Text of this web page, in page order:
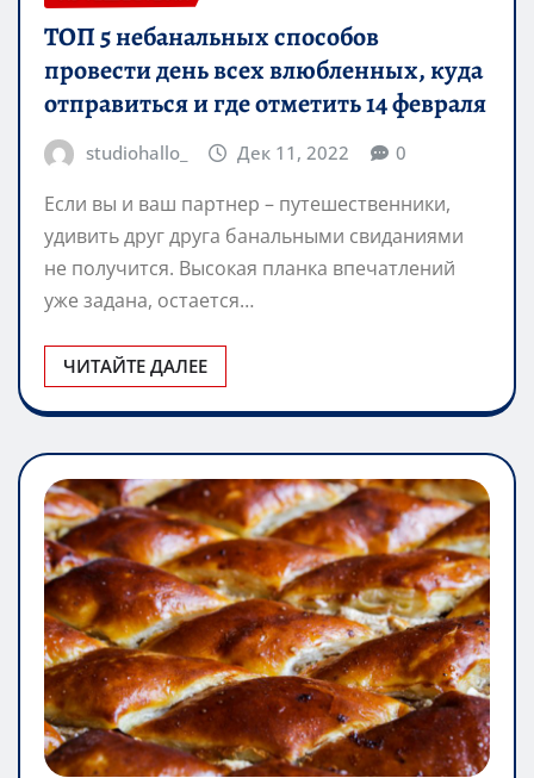
ТОП 5 небанальных способов
провести день всех влюбленных, куда
отправиться и где отметить 14 февраля
studiohallo_ Дек 11, 2022 0
Если вы и ваш партнер – путешественники,
удивить друг друга банальными свиданиями
не получится. Высокая планка впечатлений
уже задана, остается…
ЧИТАЙТЕ ДАЛЕЕ